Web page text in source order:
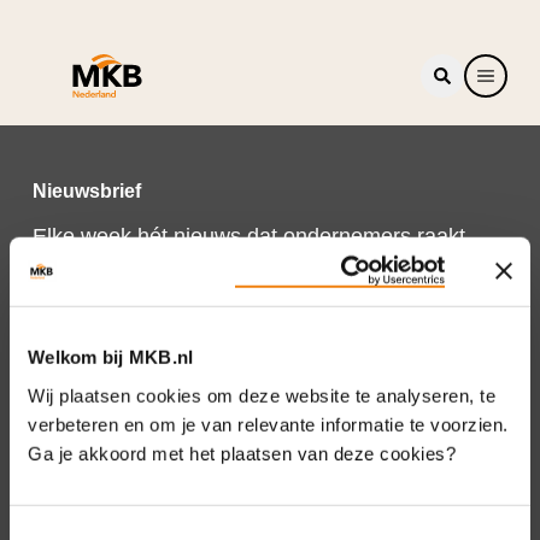
Welkom bij MKB.nl
Wij plaatsen cookies om deze website te analyseren, te
verbeteren en om je van relevante informatie te voorzien.
Ga je akkoord met het plaatsen van deze cookies?
Nieuwsbrief
Elke week hét nieuws dat ondernemers raakt.
Schrijf je nu in voor de MKB-Nederland
nieuwsbrief.
Schrijf je in
Direct naar
Over ons